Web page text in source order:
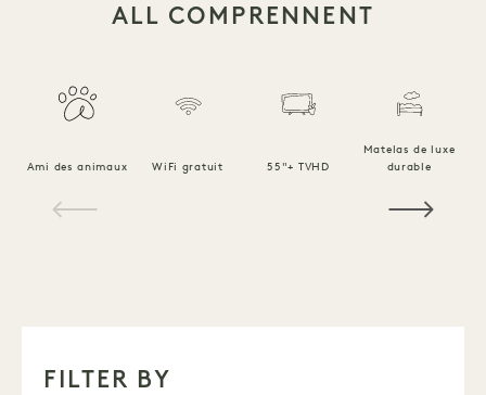
ALL COMPRENNENT
Ami des animaux WiFi gratuit 55"+ TVHD
Matelas de luxe
durable
FILTER BY